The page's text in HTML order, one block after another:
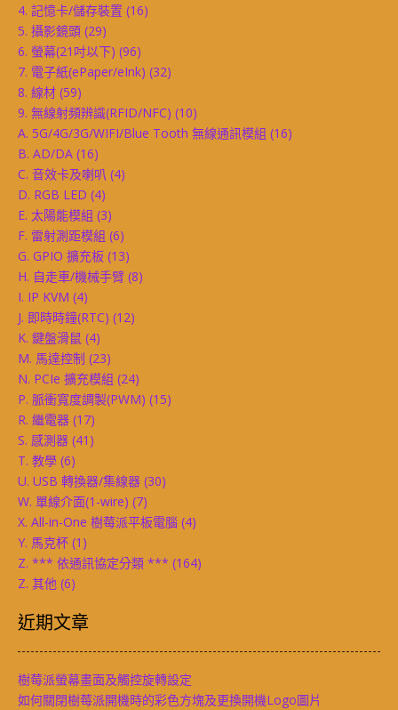
4. 記憶卡/儲存裝置 (16)
5. 攝影鏡頭 (29)
6. 螢幕(21吋以下) (96)
7. 電子紙(ePaper/eInk) (32)
8. 線材 (59)
9. 無線射頻辨識(RFID/NFC) (10)
A. 5G/4G/3G/WIFI/Blue Tooth 無線通訊模組 (16)
B. AD/DA (16)
C. 音效卡及喇叭 (4)
D. RGB LED (4)
E. 太陽能模組 (3)
F. 雷射測距模組 (6)
G. GPIO 擴充板 (13)
H. 自走車/機械手臂 (8)
I. IP KVM (4)
J. 即時時鐘(RTC) (12)
K. 鍵盤滑鼠 (4)
M. 馬達控制 (23)
N. PCIe 擴充模組 (24)
P. 脈衝寬度調製(PWM) (15)
R. 繼電器 (17)
S. 感測器 (41)
T. 教學 (6)
U. USB 轉換器/集線器 (30)
W. 單線介面(1-wire) (7)
X. All-in-One 樹莓派平板電腦 (4)
Y. 馬克杯 (1)
Z. *** 依通訊協定分類 *** (164)
Z. 其他 (6)
近期文章
樹莓派螢幕畫面及觸控旋轉設定
如何關閉樹莓派開機時的彩色方塊及更換開機Logo圖片